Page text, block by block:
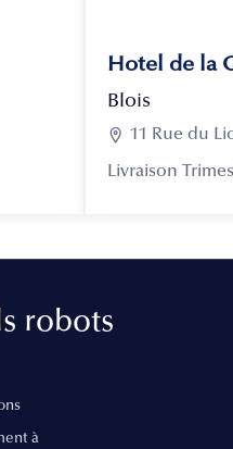
Hotel de la
Blois
 11 Rue du
Livraison
robots
à